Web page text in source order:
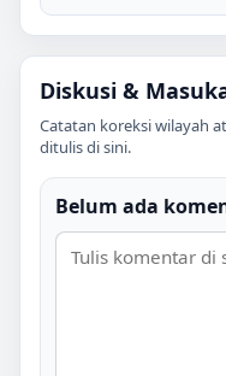
Diskusi &
Catatan koreksi wilayah
ditulis di sini.
Belum ada